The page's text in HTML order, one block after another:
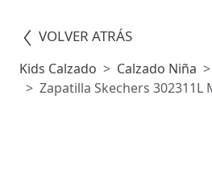
VOLVER ATRÁS
Kids Calzado Calzado Niña
Zapatilla Skechers